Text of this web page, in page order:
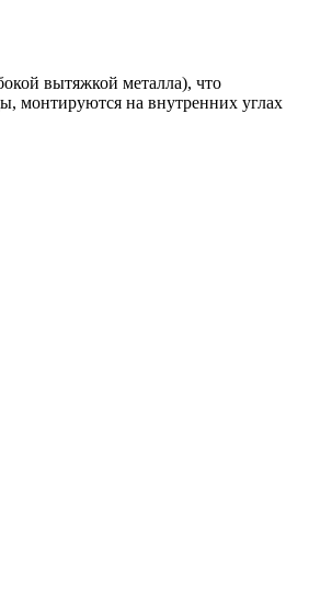
вытяжкой металла), что
монтируются на внутренних углах